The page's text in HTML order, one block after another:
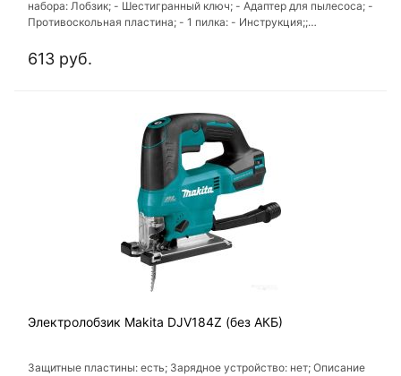
набора: Лобзик; - Шестигранный ключ; - Адаптер для пылесоса; -
Противоскольная пластина; - 1 пилка: - Инструкция;;
613 руб.
Электролобзик Makita DJV184Z (без АКБ)
Защитные пластины: есть; Зарядное устройство: нет; Описание